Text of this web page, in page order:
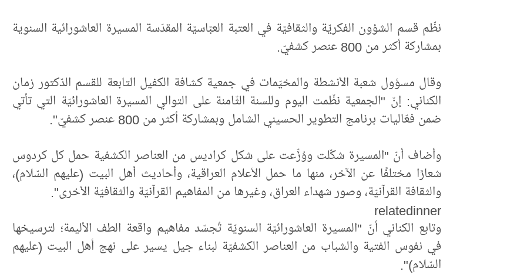
نظّم قسم الشؤون الفكريّة والثقافيّة في العتبة العبّاسيّة المقدّسة المسيرة العاشورائية السنوية
بمشاركة أكثر من 800 عنصر كشفيّ.
وقال مسؤول شعبة الأنشطة والمخيّمات في جمعية كشافة الكفيل التابعة للقسم الدّكتور زمان
الكناني: إنّ "الجمعية نظّمت اليوم وللسنة الثّامنة على التوالي المسيرة العاشورائيّة التي تأتي
ضمن فعّاليات برنامج التطوير الحسيني الشامل وبمشاركة أكثر من 800 عنصر كشفيّ".
وأضاف أنّ "المسيرة شكّلت ووُزِّعت على شكل كراديس من العناصر الكشفية حمل كل كردوس
شعارًا مختلفًا عن الآخر، منها ما حمل الأعلام العراقية، وأحاديث أهل البيت (عليهم السّلام)،
والثقافة القرآنيّة، وصور شهداء العراق، وغيرها من المفاهيم القرآنيّة والثقافيّة الأخرى".
relatedinner
وتابع الكناني أنّ "المسيرة العاشورائيّة السنويّة تُجسّد مفاهيم واقعة الطف الأليمة؛ لترسيخها
في نفوس الفتية والشباب من العناصر الكشفيّة لبناء جيل يسير على نهج أهل البيت (عليهم
السّلام)".